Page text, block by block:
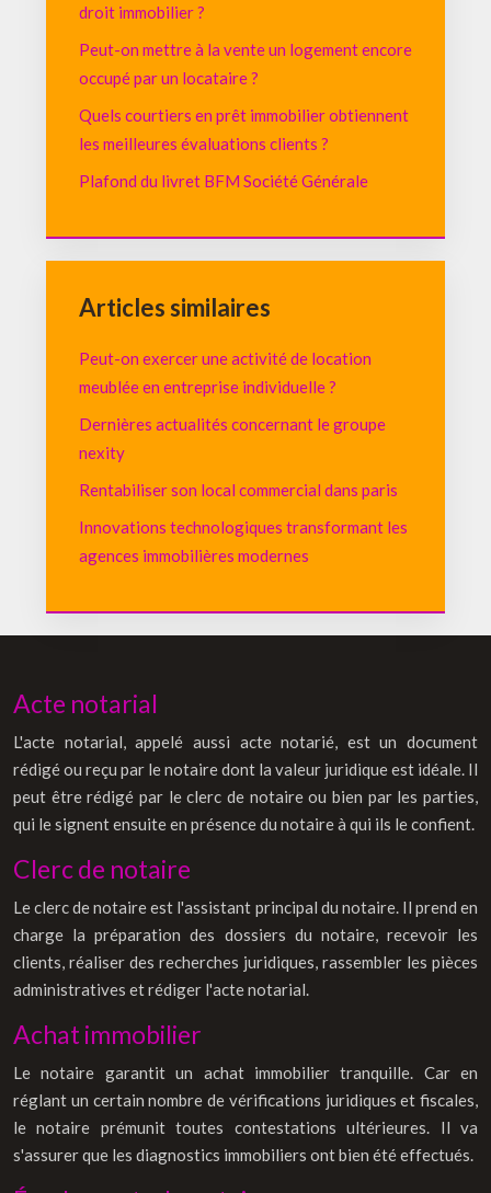
droit immobilier ?
Peut-on mettre à la vente un logement encore
occupé par un locataire ?
Quels courtiers en prêt immobilier obtiennent
les meilleures évaluations clients ?
Plafond du livret BFM Société Générale
Articles similaires
Peut-on exercer une activité de location
meublée en entreprise individuelle ?
Dernières actualités concernant le groupe
nexity
Rentabiliser son local commercial dans paris
Innovations technologiques transformant les
agences immobilières modernes
Acte notarial
L'acte notarial, appelé aussi acte notarié, est un document
rédigé ou reçu par le notaire dont la valeur juridique est idéale. Il
peut être rédigé par le clerc de notaire ou bien par les parties,
qui le signent ensuite en présence du notaire à qui ils le confient.
Clerc de notaire
Le clerc de notaire est l'assistant principal du notaire. Il prend en
charge la préparation des dossiers du notaire, recevoir les
clients, réaliser des recherches juridiques, rassembler les pièces
administratives et rédiger l'acte notarial.
Achat immobilier
Le notaire garantit un achat immobilier tranquille. Car en
réglant un certain nombre de vérifications juridiques et fiscales,
le notaire prémunit toutes contestations ultérieures. Il va
s'assurer que les diagnostics immobiliers ont bien été effectués.